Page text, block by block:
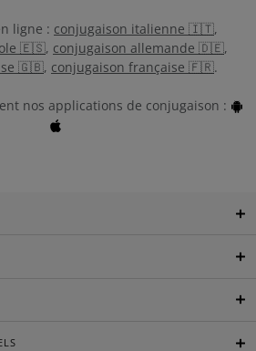
ligne : conjugaison italienne 🇮🇹,
🇪🇸, conjugaison allemande 🇩🇪,
🇬🇧, conjugaison française 🇫🇷.
nos applications de conjugaison :